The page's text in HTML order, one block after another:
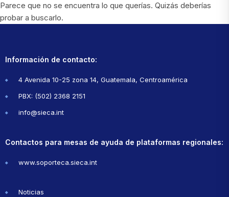
Parece que no se encuentra lo que querías. Quizás deberías
probar a buscarlo.
Información de contacto:
4 Avenida 10-25 zona 14, Guatemala, Centroamérica
PBX: (502) 2368 2151
info@sieca.int
Contactos para mesas de ayuda de plataformas regionales:
www.soporteca.sieca.int
Noticias